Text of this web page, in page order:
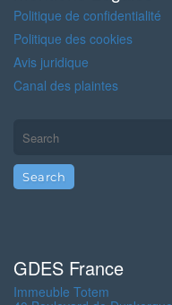
Politique de confidentialité
Politique des cookies
Avis juridique
Canal des plaintes
GDES France
Immeuble Totem